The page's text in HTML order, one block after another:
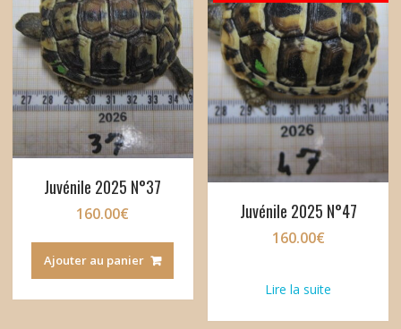
Juvénile 2025 N°37
160.00€
Ajouter au panier
Juvénile 2025 N°47
160.00€
Lire la suite